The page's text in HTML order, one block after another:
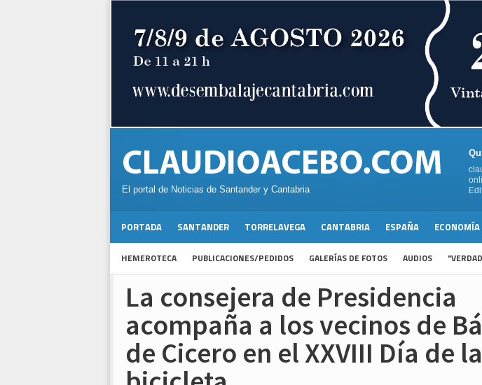
El portal de Noticias de Santander y Cantabria
PORTADA SANTANDER TORRELAVEGA CANTABRIA ESPAÑA ECONOMÍA
HEMEROTECA PUBLICACIONES/PEDIDOS GALERÍAS DE FOTOS AUDIOS
La consejera de Presidencia
acompaña a los vecinos de
de Cicero en el XXVIII Día de la